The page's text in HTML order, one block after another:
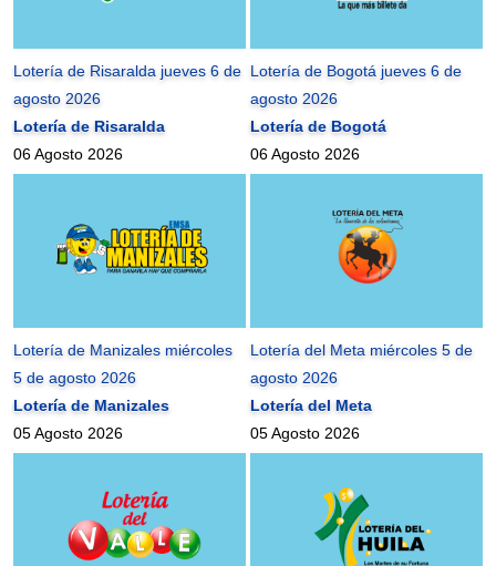
Lotería de Risaralda jueves 6 de
agosto 2026
Lotería de Risaralda
06 Agosto 2026
Lotería de Bogotá jueves 6 de
agosto 2026
Lotería de Bogotá
06 Agosto 2026
Lotería de Manizales miércoles
5 de agosto 2026
Lotería de Manizales
05 Agosto 2026
Lotería del Meta miércoles 5 de
agosto 2026
Lotería del Meta
05 Agosto 2026